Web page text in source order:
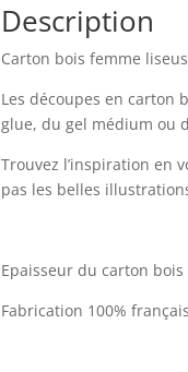
Description
Carton bois femme
Les découpes en carton
glue, du gel médium ou
Trouvez l’inspiration en
pas les belles
Epaisseur du carton bois
Fabrication 100%